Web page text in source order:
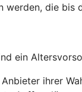
die bis
ein
ihrer